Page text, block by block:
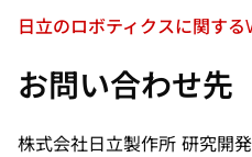
日立のロボティクスに関する
新
い
ブ
お問い合わせ先
株式会社日立製作所 研究開